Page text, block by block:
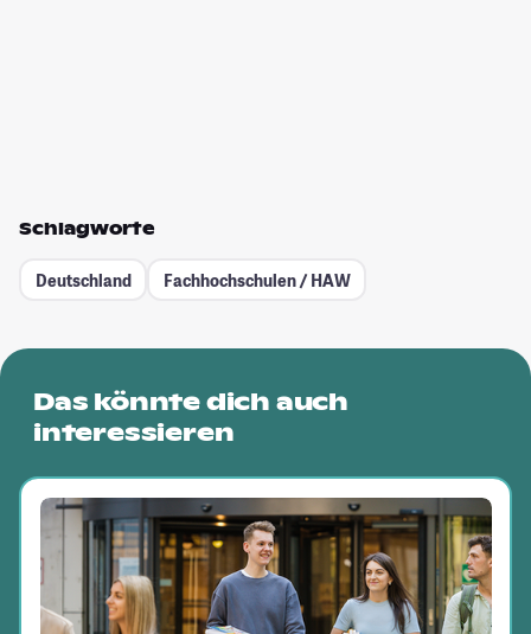
Schlagworte
Deutschland Fachhochschulen / HAW
Das könnte dich auch
interessieren